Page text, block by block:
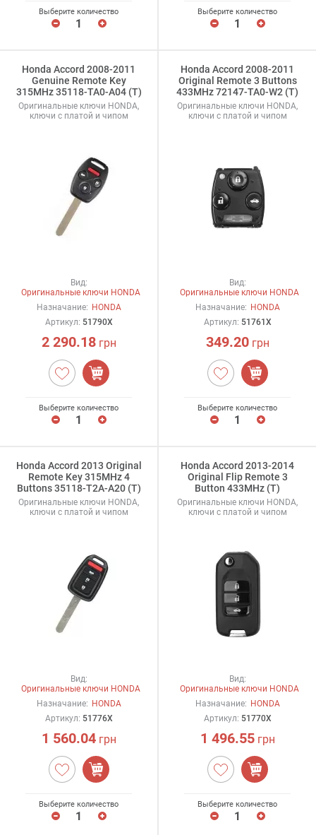
Выберите количество Выберите количество
Honda Accord 2008-2011
Genuine Remote Key
315MHz 35118-TA0-A04 (T)
Оригинальные ключи HONDA,
ключи с платой и чипом
Вид:
Оригинальные ключи HONDA
Назначание: HONDA
Артикул: 51790X
2 290.18грн
Выберите количество
Honda Accord 2008-2011
Original Remote 3 Buttons
433MHz 72147-TA0-W2 (T)
Оригинальные ключи HONDA,
ключи с платой и чипом
Вид:
Оригинальные ключи HONDA
Назначание: HONDA
Артикул: 51761X
349.20грн
Выберите количество
Honda Accord 2013 Original
Remote Key 315MHz 4
Buttons 35118-T2A-A20 (T)
Оригинальные ключи HONDA,
ключи с платой и чипом
Вид:
Оригинальные ключи HONDA
Назначание: HONDA
Артикул: 51776X
1 560.04грн
Выберите количество
Honda Accord 2013-2014
Original Flip Remote 3
Button 433MHz (T)
Оригинальные ключи HONDA,
ключи с платой и чипом
Вид:
Оригинальные ключи HONDA
Назначание: HONDA
Артикул: 51770X
1 496.55грн
Выберите количество